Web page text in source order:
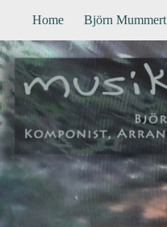
Home Björn Mummert